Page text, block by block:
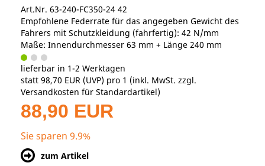
Art.Nr. 63-240-FC350-24 42
Empfohlene Federrate für das angegeben Gewicht des
Fahrers mit Schutzkleidung (fahrfertig): 42 N/mm
Maße: Innendurchmesser 63 mm + Länge 240 mm
lieferbar in 1-2 Werktagen
statt 98,70 EUR (UVP) pro 1 (inkl. MwSt. zzgl.
Versandkosten für Standardartikel)
88,90 EUR
Sie sparen 9.9%
zum Artikel